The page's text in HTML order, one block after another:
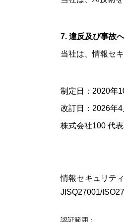
7. 違反及び事故
当社は、情報セ
制定日：2020年
改訂日：2026年4
株式会社100 代
情報セキュリテ
JISQ27001/
認証範囲：